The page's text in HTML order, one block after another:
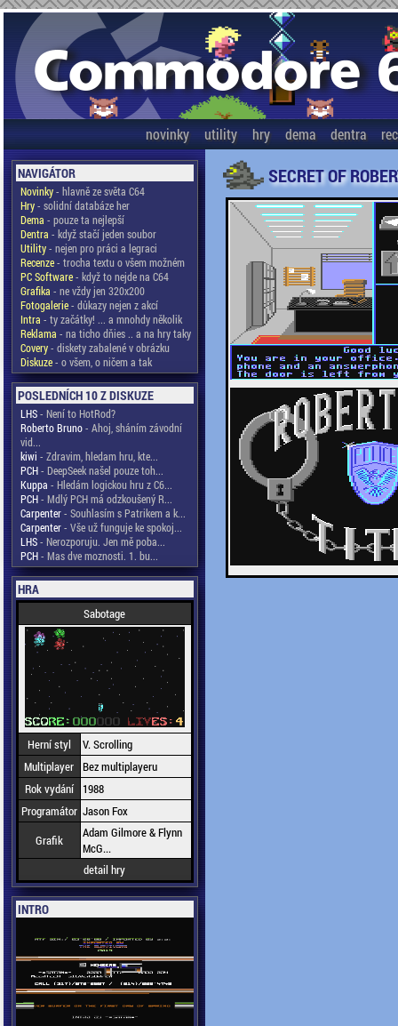
novinky utility hry dema dentra
NAVIGÁTOR
Novinky- hlavně ze světa C64
Hry- solidní databáze her
Dema - pouze ta nejlepší
Dentra - když stačí jeden soubor
Utility- nejen pro práci a legraci
Recenze- trocha textu o všem možném
PC Software- když to nejde na C64
Grafika - ne vždy jen 320x200
Fotogalerie- důkazy nejen z akcí
Intra - ty začátky! ... a mnohdy několik
Reklama - na ticho dňies .. a na hry taky
Covery- diskety zabalené v obrázku
Diskuze- o všem, o ničem a tak
POSLEDNÍCH 10 Z DISKUZE
LHS- Není to HotRod?
Roberto Bruno- Ahoj, sháním závodní
vid...
kiwi - Zdravim, hledam hru, kte...
PCH- DeepSeek našel pouze toh...
Kuppa - Hledám logickou hru z C6...
PCH- Mdlý PCH má odzkoušený R...
Carpenter- Souhlasím s Patrikem a k...
Carpenter- Vše už funguje ke spokoj...
LHS- Nerozporuju. Jen mě poba...
PCH- Mas dve moznosti. 1. bu...
HRA
Sabotage
Herní styl
V. Scrolling
Multiplayer Bez multiplayeru
Rok vydání
1988
Programátor Jason Fox
Grafik
Adam Gilmore & Flynn
McG...
detail hry
INTRO
SECRET OF